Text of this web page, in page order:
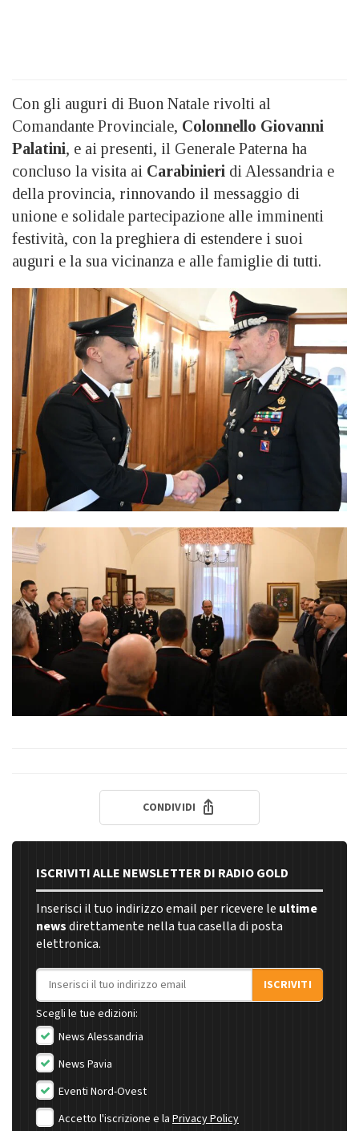
Con gli auguri di Buon Natale rivolti al
Comandante Provinciale, Colonnello Giovanni
Palatini, e ai presenti, il Generale Paterna ha
concluso la visita ai Carabinieri di Alessandria e
della provincia, rinnovando il messaggio di
unione e solidale partecipazione alle imminenti
festività, con la preghiera di estendere i suoi
auguri e la sua vicinanza e alle famiglie di tutti.
CONDIVIDI
ISCRIVITI ALLE NEWSLETTER DI RADIO GOLD
Inserisci il tuo indirizzo email per ricevere le ultime
newsdirettamente nella tua casella di posta
elettronica.
Indirizzo email
ISCRIVITI
Scegli le tue edizioni:
News Alessandria
News Pavia
Eventi Nord-Ovest
Accetto l'iscrizione e la Privacy Policy